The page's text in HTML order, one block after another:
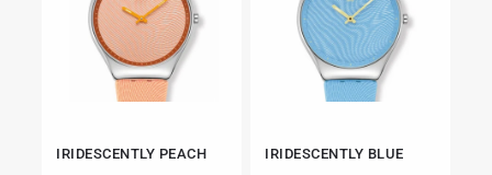
IRIDESCENTLY PEACH IRIDESCENTLY BLUE